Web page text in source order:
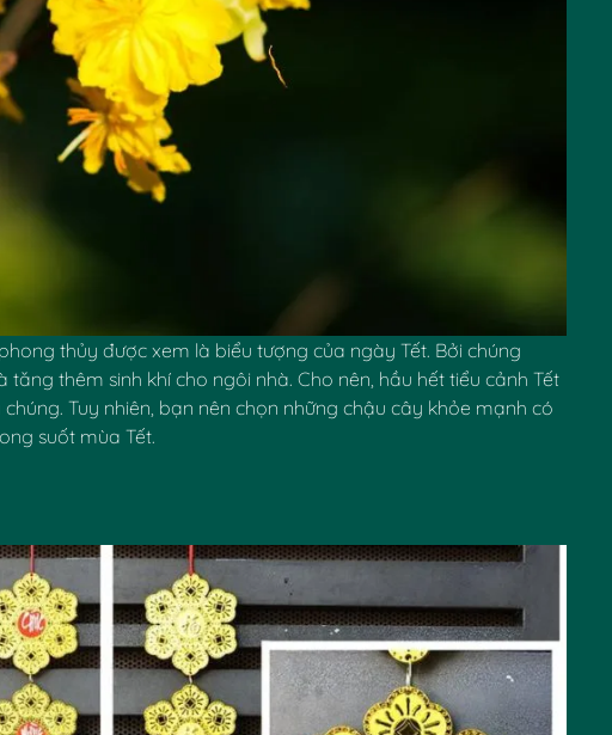
thủy được xem là biểu tượng của ngày Tết. Bởi chúng
thêm sinh khí cho ngôi nhà. Cho nên, hầu hết tiểu cảnh Tết
Tuy nhiên, bạn nên chọn những chậu cây khỏe mạnh có
suốt mùa Tết.
✿